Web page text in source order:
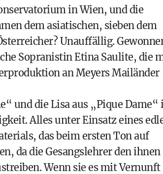
in Wien, und die
dem asiatischen, sieben dem
Unauffällig.
Sopranistin Etina Saulite, die
an Meyers Mailänder
und die Lisa aus „Pique Dame“
Alles unter Einsatz eines
das beim ersten Ton auf
da die Gesangslehrer den ihnen
Wenn sie es mit Vernunft